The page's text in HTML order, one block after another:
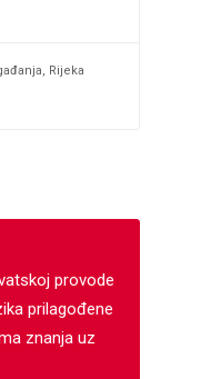
, Rijeka
provode
prilagođene
znanja uz